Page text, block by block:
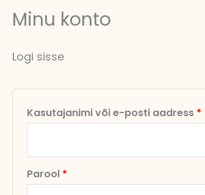
Minu konto
Logi sisse
Kasutajanimi või e-posti aadress *
Parool *